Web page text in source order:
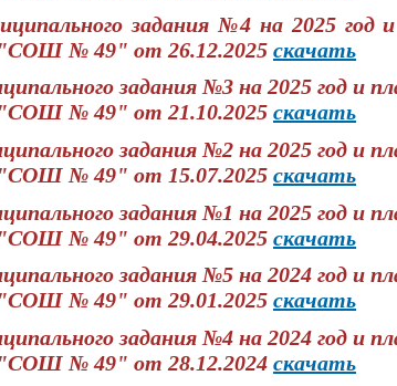
задания №4 на 2025 год
№ 49" от 26.12.2025 скачать
задания №3 на 2025 год и
№ 49" от 21.10.2025 скачать
задания №2 на 2025 год и
№ 49" от 15.07.2025 скачать
задания №1 на 2025 год и
№ 49" от 29.04.2025 скачать
задания №5 на 2024 год и
№ 49" от 29.01.2025 скачать
задания №4 на 2024 год и
№ 49" от 28.12.2024 скачать